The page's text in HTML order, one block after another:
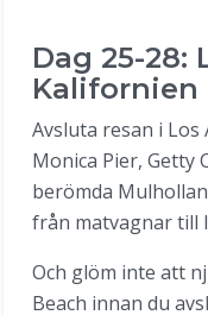
Dag 25-28:
Kalifornien
Avsluta resan i Los
Monica Pier, Getty
berömda
från matvagnar till
Och glöm inte att
Beach innan du